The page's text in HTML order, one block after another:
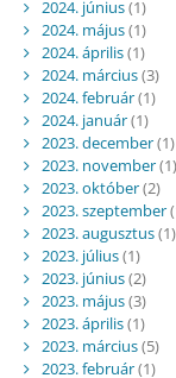
2024. június(1)
2024. május(1)
2024. április(1)
2024. március(3)
2024. február(1)
2024. január(1)
2023. december(1)
2023. november(1)
2023. október(2)
2023. szeptember
2023. augusztus(1)
2023. július(1)
2023. június(2)
2023. május(3)
2023. április(1)
2023. március(5)
2023. február(1)